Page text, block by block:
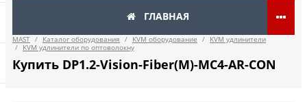
ГЛАВНАЯ
MAST / Каталог оборудования / KVM оборудование /
KVM удлинители
/
KVM удлинители по оптоволокну
Купить DP1.2-Vision-Fiber(M)-MC4-AR-CON